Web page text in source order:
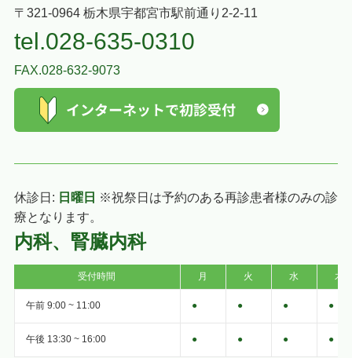
〒321-0964 栃木県宇都宮市駅前通り2-2-11
tel.028-635-0310
FAX.028-632-9073
休診日: 日曜日 ※祝祭日は予約のある再診患者様のみの診
療となります。
内科、腎臓内科
受付時間 月 火 水 木
午前 9:00 ~ 11:00 ● ● ● ●
午後 13:30 ~ 16:00 ● ● ● ●